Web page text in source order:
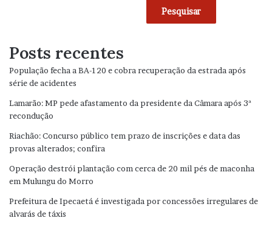
Pesquisar
Posts recentes
População fecha a BA-120 e cobra recuperação da estrada após
série de acidentes
Lamarão: MP pede afastamento da presidente da Câmara após 3ª
recondução
Riachão: Concurso público tem prazo de inscrições e data das
provas alterados; confira
Operação destrói plantação com cerca de 20 mil pés de maconha
em Mulungu do Morro
Prefeitura de Ipecaetá é investigada por concessões irregulares de
alvarás de táxis